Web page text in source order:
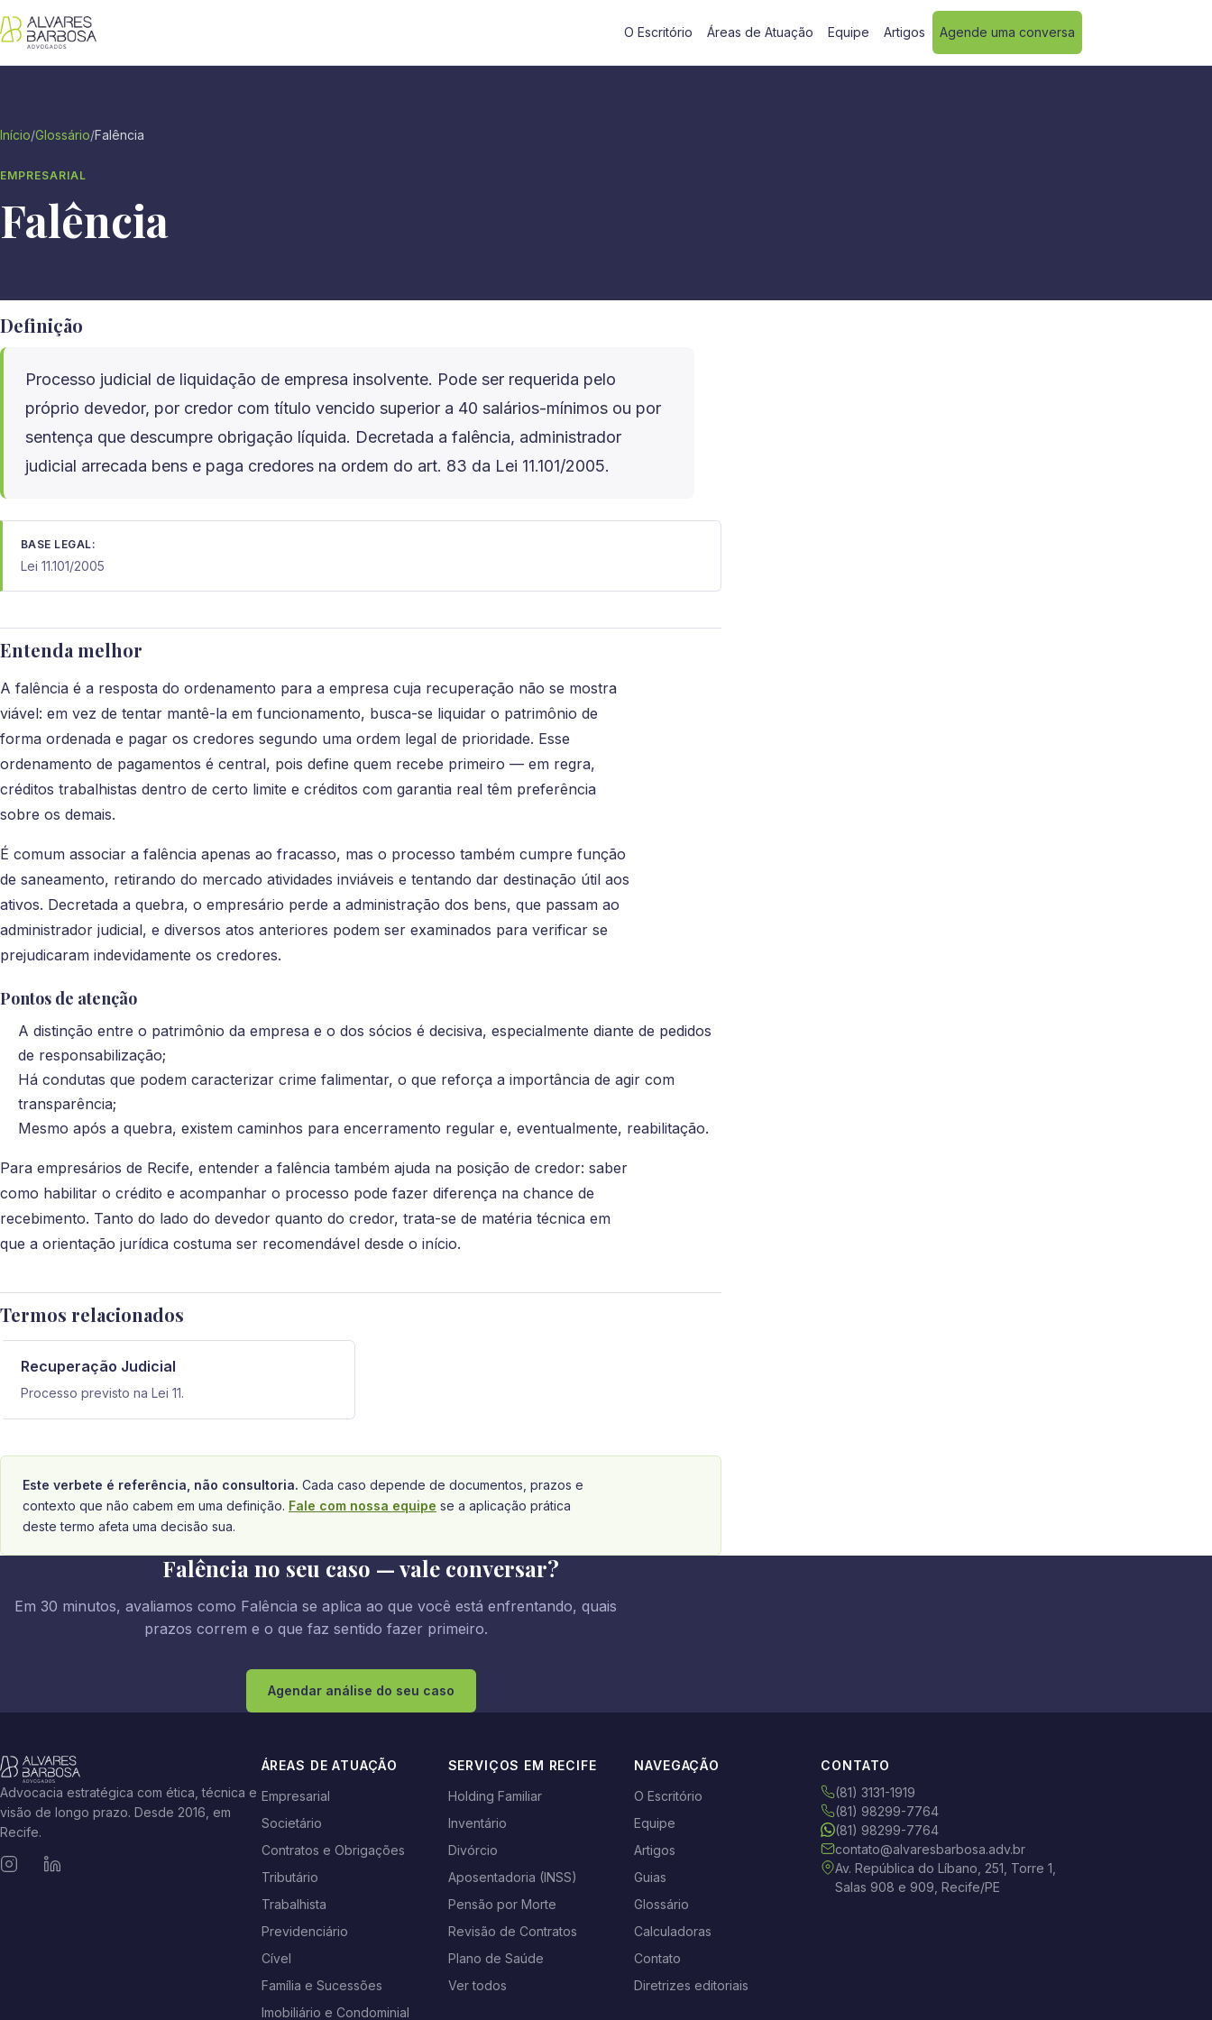
O Escritório Áreas de Atuação Equipe Artigos Agende uma conversa
Início/Glossário/Falência
EMPRESARIAL
Falência
Definição
Processo judicial de liquidação de empresa insolvente. Pode ser requerida pelo
próprio devedor, por credor com título vencido superior a 40 salários-mínimos ou por
sentença que descumpre obrigação líquida. Decretada a falência, administrador
judicial arrecada bens e paga credores na ordem do art. 83 da Lei 11.101/2005.
BASE LEGAL:
Lei 11.101/2005
Entenda melhor
A falência é a resposta do ordenamento para a empresa cuja recuperação não se mostra
viável: em vez de tentar mantê-la em funcionamento, busca-se liquidar o patrimônio de
forma ordenada e pagar os credores segundo uma ordem legal de prioridade. Esse
ordenamento de pagamentos é central, pois define quem recebe primeiro — em regra,
créditos trabalhistas dentro de certo limite e créditos com garantia real têm preferência
sobre os demais.
É comum associar a falência apenas ao fracasso, mas o processo também cumpre função
de saneamento, retirando do mercado atividades inviáveis e tentando dar destinação útil aos
ativos. Decretada a quebra, o empresário perde a administração dos bens, que passam ao
administrador judicial, e diversos atos anteriores podem ser examinados para verificar se
prejudicaram indevidamente os credores.
Pontos de atenção
A distinção entre o patrimônio da empresa e o dos sócios é decisiva, especialmente diante de pedidos
de responsabilização;
Há condutas que podem caracterizar crime falimentar, o que reforça a importância de agir com
transparência;
Mesmo após a quebra, existem caminhos para encerramento regular e, eventualmente, reabilitação.
Para empresários de Recife, entender a falência também ajuda na posição de credor: saber
como habilitar o crédito e acompanhar o processo pode fazer diferença na chance de
recebimento. Tanto do lado do devedor quanto do credor, trata-se de matéria técnica em
que a orientação jurídica costuma ser recomendável desde o início.
Termos relacionados
Recuperação Judicial
Processo previsto na Lei 11.
Este verbete é referência, não consultoria. Cada caso depende de documentos, prazos e
contexto que não cabem em uma definição. Fale com nossa equipe se a aplicação prática
deste termo afeta uma decisão sua.
Falência no seu caso — vale conversar?
Em 30 minutos, avaliamos como Falência se aplica ao que você está enfrentando, quais
prazos correm e o que faz sentido fazer primeiro.
Agendar análise do seu caso
Advocacia estratégica com ética, técnica e
visão de longo prazo. Desde 2016, em
Recife.
ÁREAS DE ATUAÇÃO
Empresarial
Societário
Contratos e Obrigações
Tributário
Trabalhista
Previdenciário
Cível
Família e Sucessões
Imobiliário e Condominial
SERVIÇOS EM RECIFE
Holding Familiar
Inventário
Divórcio
Aposentadoria (INSS)
Pensão por Morte
Revisão de Contratos
Plano de Saúde
Ver todos
NAVEGAÇÃO
O Escritório
Equipe
Artigos
Guias
Glossário
Calculadoras
Contato
Diretrizes editoriais
CONTATO
(81) 3131-1919
(81) 98299-7764
(81) 98299-7764
contato@alvaresbarbosa.adv.br
Av. República do Líbano, 251, Torre 1,
Salas 908 e 909, Recife/PE